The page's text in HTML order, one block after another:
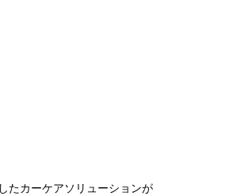
たカーケアソリューションが